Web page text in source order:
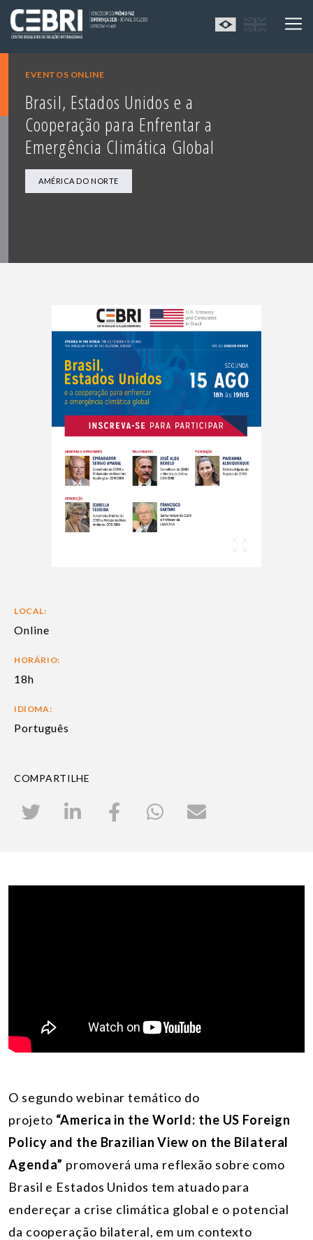
EVENTOS ONLINE
Brasil, Estados Unidos e a
Cooperação para Enfrentar a
Emergência Climática Global
AMÉRICA DO NORTE
LOCAL:
Online
HORÁRIO:
18h
IDIOMA:
Português
COMPARTILHE
O segundo webinar temático do
projeto “America in the World: the US Foreign
Policy and the Brazilian View on the Bilateral
Agenda” promoverá uma reflexão sobre como
Brasil e Estados Unidos tem atuado para
endereçar a crise climática global e o potencial
da cooperação bilateral, em um contexto